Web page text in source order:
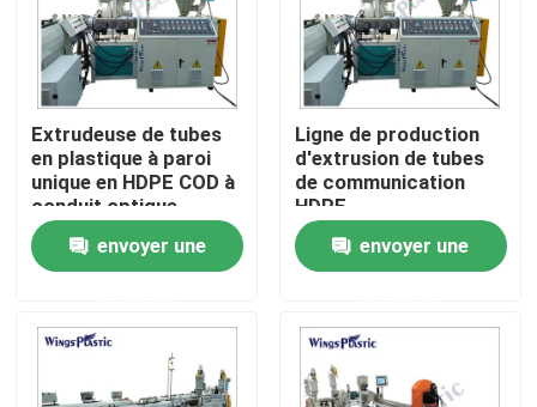
Contactez-nous
Machine en plastique d'extrudeuse de tuyau
Ligne en plastique d'extrusion de tuyau
Machine d'extrudeuse de tuyau de HDPE
Extrudeuse de tubes
en plastique à paroi
unique en HDPE COD à
conduit optique
ondulé
envoyer une
Ligne de production
d'extrusion de tubes
de communication
HDPE
envoyer une